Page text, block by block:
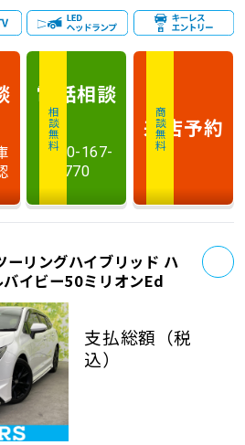
相談無料
電話相談
0120-167-
770
商談無料
来店予約
ーリングハイブリッド ハ
イビー50ミリオンEd
支払総額 （税
込）